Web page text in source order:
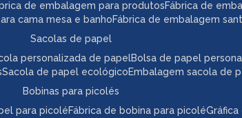
bobinas para picolés
para picolé fábrica de bobina para picolé
de embalagem para produtos fábrica de
cama mesa e banho fábrica de embalagem
sacolas de papel
personalizada de papel bolsa de papel
sacola de papel ecológico embalagem sacola de